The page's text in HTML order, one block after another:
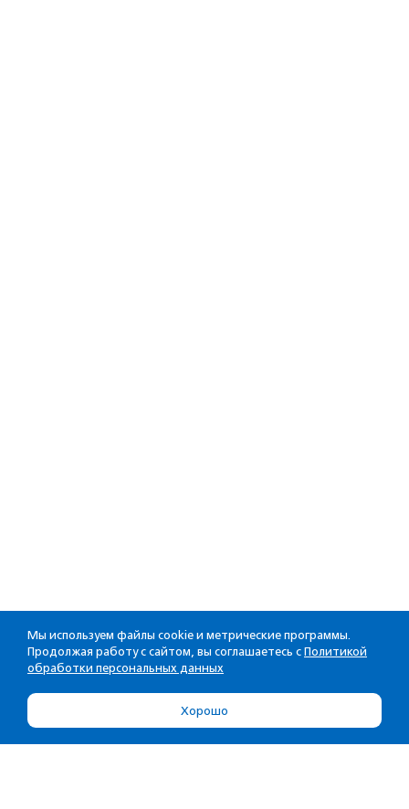
Мы используем файлы cookie и метрические программы.
Продолжая работу с сайтом, вы соглашаетесь с Политикой
обработки персональных данных
Хорошо